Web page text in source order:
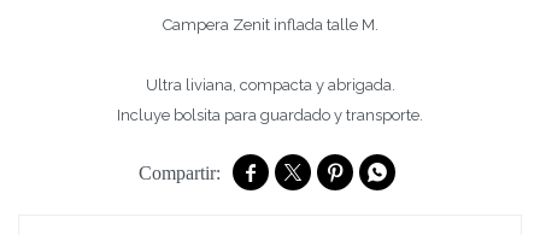
Campera Zenit inflada talle M.
Ultra liviana, compacta y abrigada.
Incluye bolsita para guardado y transporte.
   